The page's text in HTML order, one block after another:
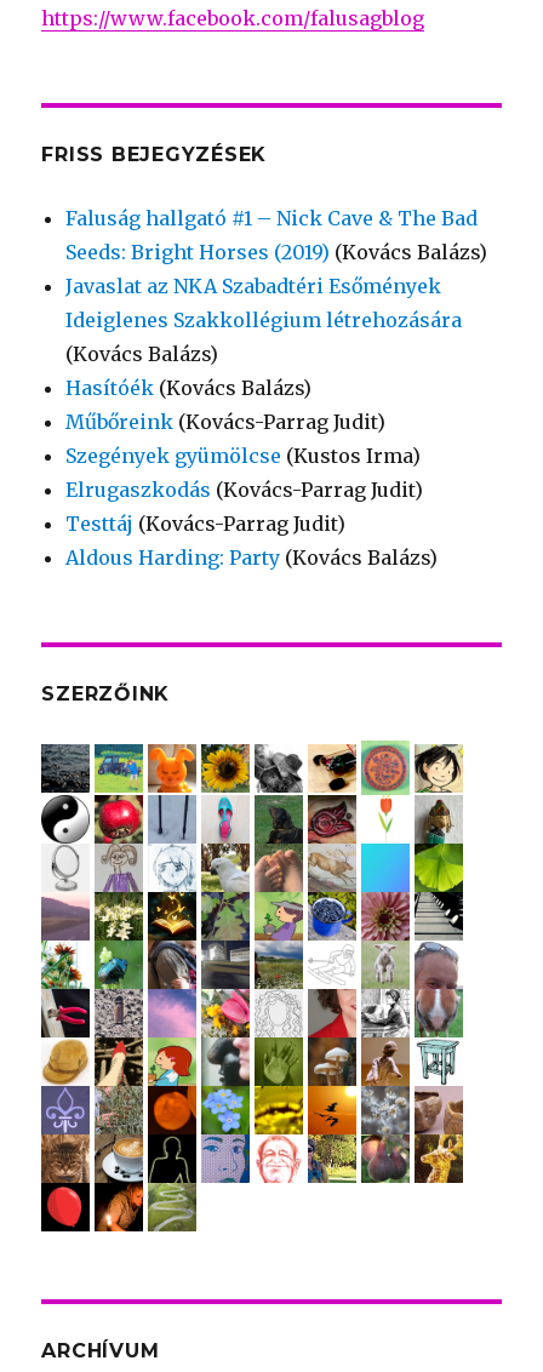
https://www.facebook.com/falusagblog
FRISS BEJEGYZÉSEK
Faluság hallgató #1 – Nick Cave & The Bad
Seeds: Bright Horses (2019) (Kovács Balázs)
Javaslat az NKA Szabadtéri Esőmények
Ideiglenes Szakkollégium létrehozására
(Kovács Balázs)
Hasítóék (Kovács Balázs)
Műbőreink (Kovács-Parrag Judit)
Szegények gyümölcse (Kustos Irma)
Elrugaszkodás (Kovács-Parrag Judit)
Testtáj (Kovács-Parrag Judit)
Aldous Harding: Party (Kovács Balázs)
SZERZŐINK
ARCHÍVUM